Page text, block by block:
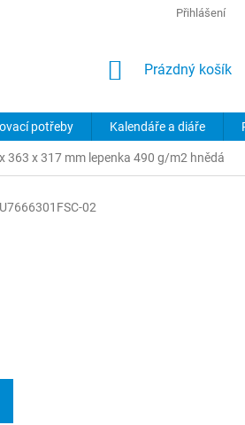
PODMÍNKY OCHRANY OSOBNÍCH ÚDAJŮ
Přihlášení
NÁKUPNÍ
Prázdný košík
potřeby Kalendáře a diáře
363 x 317 mm lepenka 490 g/m2 hnědá
U7666301FSC-02